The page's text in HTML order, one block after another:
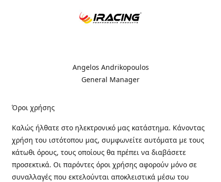
Angelos Andrikopoulos
General Manager
Όροι χρήσης
Καλώς ήλθατε στo ηλεκτρονικό μας κατάστημα. Κάνοντας
χρήση του ιστότοπου μας, συμφωνείτε αυτόματα με τους
κάτωθι όρους, τους οποίους θα πρέπει να διαβάσετε
προσεκτικά. Οι παρόντες όροι χρήσης αφορούν μόνο σε
συναλλαγές που εκτελούνται αποκλειστικά μέσω του